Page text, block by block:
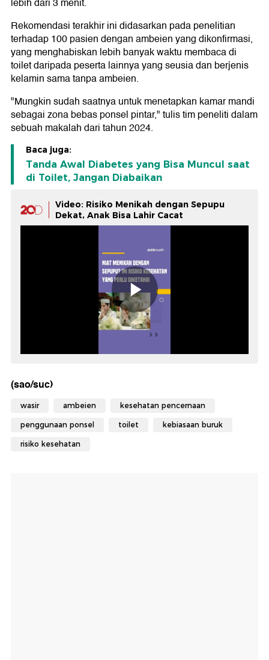
lebih dari 3 menit.
Rekomendasi terakhir ini didasarkan pada penelitian
terhadap 100 pasien dengan ambeien yang dikonfirmasi,
yang menghabiskan lebih banyak waktu membaca di
toilet daripada peserta lainnya yang seusia dan berjenis
kelamin sama tanpa ambeien.
"Mungkin sudah saatnya untuk menetapkan kamar mandi
sebagai zona bebas ponsel pintar," tulis tim peneliti dalam
sebuah makalah dari tahun 2024.
Baca juga:
Tanda Awal Diabetes yang Bisa Muncul saat
di Toilet, Jangan Diabaikan
Video: Risiko Menikah dengan Sepupu
Dekat, Anak Bisa Lahir Cacat
(sao/suc)
wasir ambeien kesehatan pencernaan
penggunaan ponsel toilet kebiasaan buruk
risiko kesehatan